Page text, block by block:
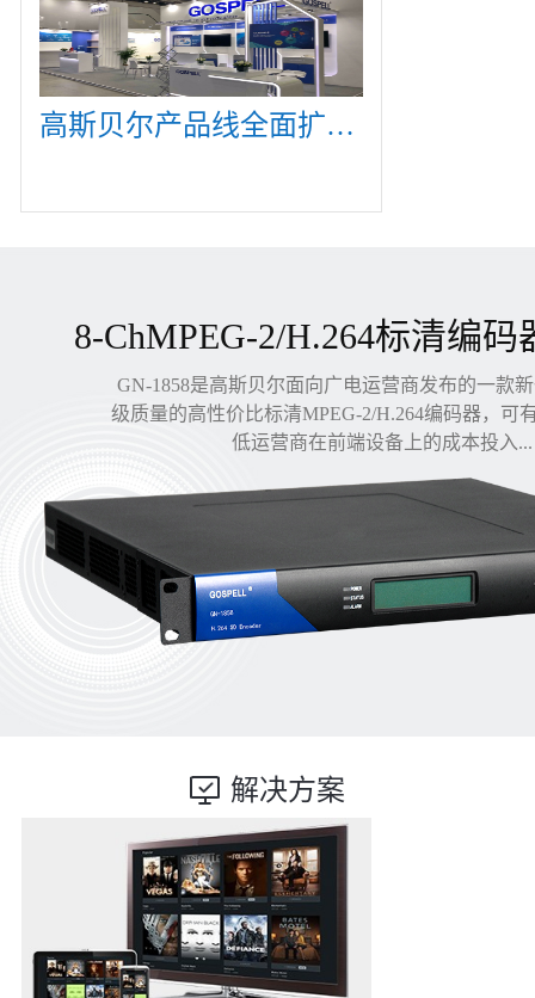
高斯贝尔产品线全面扩展，众多新产品亮相CommunicAsia 2019
8-ChMPEG-2/H.264标清编码
GN-1858是高斯贝尔面向广电运营商发布的一款
级质量的高性价比标清MPEG-2/H.264编码器，可
低运营商在前端设备上的成本投入...
解决方案